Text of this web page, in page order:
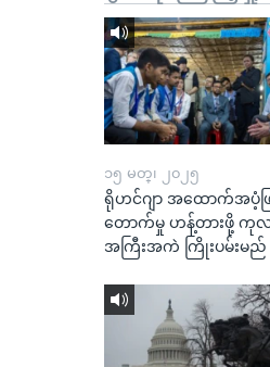
၁၅ မတ္၊ ၂၀၂၅
ရိုဟင်ဂျာ အထောက်အပံ့
တောက်မှု ဟန့်တားဖို့ ကု
အကြီးအကဲ ကြိုးပမ်းမည်